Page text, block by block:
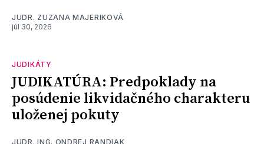
JUDR. ZUZANA MAJERIKOVÁ
júl 30, 2026
JUDIKÁTY
JUDIKATÚRA: Predpoklady na
posúdenie likvidačného charakteru
uloženej pokuty
JUDR. ING. ONDREJ RANDIAK